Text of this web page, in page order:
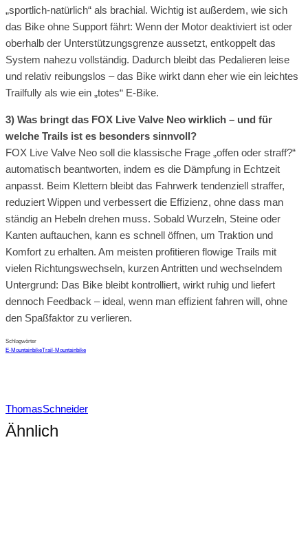
„sportlich-natürlich“ als brachial. Wichtig ist außerdem, wie sich
das Bike ohne Support fährt: Wenn der Motor deaktiviert ist oder
oberhalb der Unterstützungsgrenze aussetzt, entkoppelt das
System nahezu vollständig. Dadurch bleibt das Pedalieren leise
und relativ reibungslos – das Bike wirkt dann eher wie ein leichtes
Trailfully als wie ein „totes“ E-Bike.
3) Was bringt das FOX Live Valve Neo wirklich – und für
welche Trails ist es besonders sinnvoll?
FOX Live Valve Neo soll die klassische Frage „offen oder straff?“
automatisch beantworten, indem es die Dämpfung in Echtzeit
anpasst. Beim Klettern bleibt das Fahrwerk tendenziell straffer,
reduziert Wippen und verbessert die Effizienz, ohne dass man
ständig an Hebeln drehen muss. Sobald Wurzeln, Steine oder
Kanten auftauchen, kann es schnell öffnen, um Traktion und
Komfort zu erhalten. Am meisten profitieren flowige Trails mit
vielen Richtungswechseln, kurzen Antritten und wechselndem
Untergrund: Das Bike bleibt kontrolliert, wirkt ruhig und liefert
dennoch Feedback – ideal, wenn man effizient fahren will, ohne
den Spaßfaktor zu verlieren.
Schlagwörter
E-MountainbikeTrail-Mountainbike
ThomasSchneider
Ähnlich